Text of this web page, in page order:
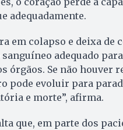
adequadamente.
em colapso e deixa de
adequado
órgãos. Se não houver
pode evoluir para
e morte”, afirma.
que, em parte dos